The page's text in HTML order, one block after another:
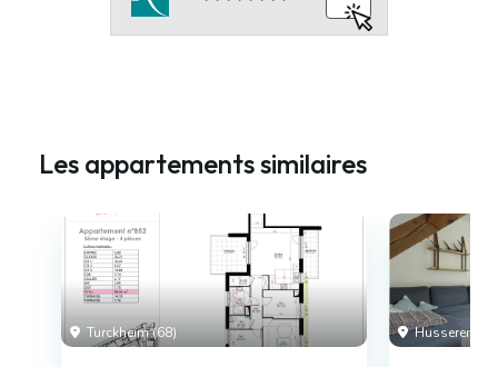
Les appartements similaires
Turckheim (68) Husseren-